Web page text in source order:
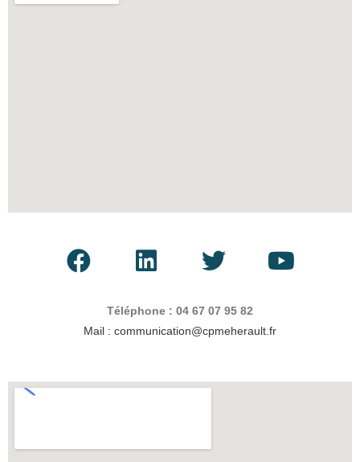
Téléphone : 04 67 07 95 82
Mail : communication@cpmeherault.fr